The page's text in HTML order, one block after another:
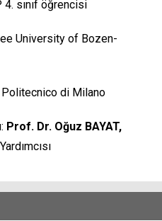
sınıf öğrencisi
University of Bozen-
di Milano
Prof. Dr. Oğuz BAYAT,